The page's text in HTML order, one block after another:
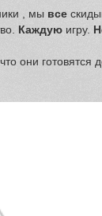
, мы все
Каждую игру.
они готовятся